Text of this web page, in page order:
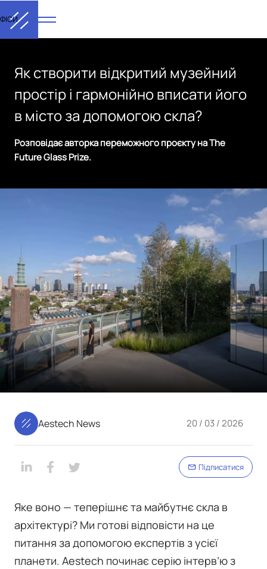
Як створити відкритий музейний
простір і гармонійно вписати його
в місто за допомогою скла?
Розповідає авторка переможного проєкту на The
Future Glass Prize.
Aestech News 20 / 03 / 2026
Підписатися
Яке воно — теперішнє та майбутнє скла в
архітектурі? Ми готові відповісти на це
питання за допомогою експертів з усієї
планети. Aestech починає серію інтерв’ю з